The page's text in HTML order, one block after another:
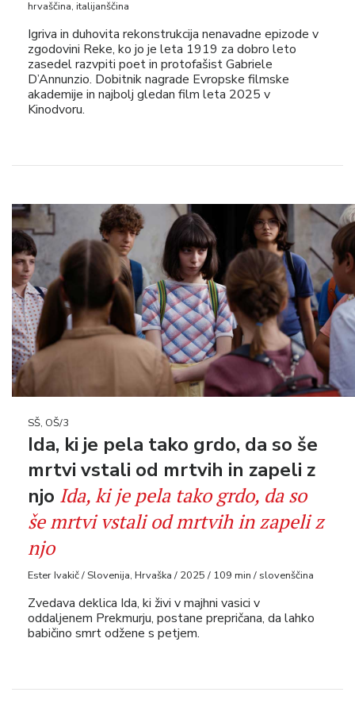
hrvaščina, italijanščina
Igriva in duhovita rekonstrukcija nenavadne epizode v
zgodovini Reke, ko jo je leta 1919 za dobro leto
zasedel razvpiti poet in protofašist Gabriele
D’Annunzio. Dobitnik nagrade Evropske filmske
akademije in najbolj gledan film leta 2025 v
Kinodvoru.
SŠ, OŠ/3
Ida, ki je pela tako grdo, da so še
mrtvi vstali od mrtvih in zapeli z
njo Ida, ki je pela tako grdo, da so
še mrtvi vstali od mrtvih in zapeli z
njo
Ester Ivakič / Slovenija, Hrvaška / 2025 / 109 min / slovenščina
Zvedava deklica Ida, ki živi v majhni vasici v
oddaljenem Prekmurju, postane prepričana, da lahko
babičino smrt odžene s petjem.